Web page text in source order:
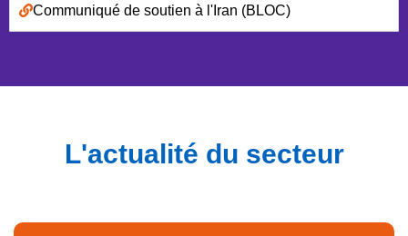
Communiqué de soutien à l'Iran (BLOC)
L'actualité du secteur